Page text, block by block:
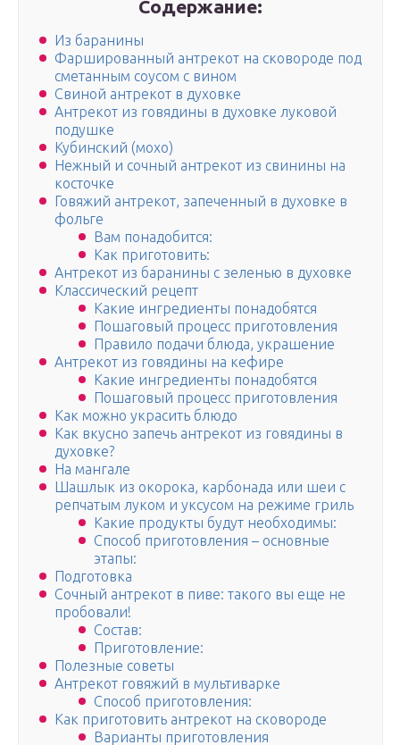
Содержание:
Из баранины
Фаршированный антрекот на сковороде под
сметанным соусом с вином
Свиной антрекот в духовке
Антрекот из говядины в духовке луковой
подушке
Кубинский (мохо)
Нежный и сочный антрекот из свинины на
косточке
Говяжий антрекот, запеченный в духовке в
фольге
Вам понадобится:
Как приготовить:
Антрекот из баранины с зеленью в духовке
Классический рецепт
Какие ингредиенты понадобятся
Пошаговый процесс приготовления
Правило подачи блюда, украшение
Антрекот из говядины на кефире
Какие ингредиенты понадобятся
Пошаговый процесс приготовления
Как можно украсить блюдо
Как вкусно запечь антрекот из говядины в
духовке?
На мангале
Шашлык из окорока, карбонада или шеи с
репчатым луком и уксусом на режиме гриль
Какие продукты будут необходимы:
Способ приготовления – основные
этапы:
Подготовка
Сочный антрекот в пиве: такого вы еще не
пробовали!
Состав:
Приготовление:
Полезные советы
Антрекот говяжий в мультиварке
Способ приготовления:
Как приготовить антрекот на сковороде
Варианты приготовления